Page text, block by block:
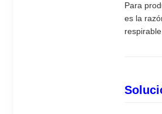
Para
es la